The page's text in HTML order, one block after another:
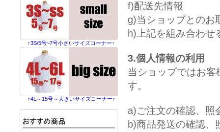
f)配送先情報
g)当ショップとのお
h)上記を組み合わせ
3.個人情報の利用
当ショップではお
す。
a)ご注文の確認、照
b)商品発送の確認、
↑3S/5号~7号小さいサイズコーナー↑
↑4L～15号～大きいサイズコーナー↑